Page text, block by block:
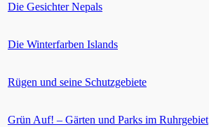
Die Gesichter Nepals
Die Winterfarben Islands
Rügen und seine Schutzgebiete
Grün Auf! – Gärten und Parks im Ruhrgebiet